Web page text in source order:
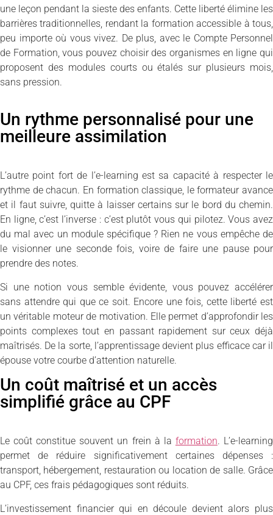
une leçon pendant la sieste des enfants. Cette liberté élimine les
barrières traditionnelles, rendant la formation accessible à tous,
peu importe où vous vivez. De plus, avec le Compte Personnel
de Formation, vous pouvez choisir des organismes en ligne qui
proposent des modules courts ou étalés sur plusieurs mois,
sans pression.
Un rythme personnalisé pour une
meilleure assimilation
L’autre point fort de l’e-learning est sa capacité à respecter le
rythme de chacun. En formation classique, le formateur avance
et il faut suivre, quitte à laisser certains sur le bord du chemin.
En ligne, c’est l’inverse : c’est plutôt vous qui pilotez. Vous avez
du mal avec un module spécifique ? Rien ne vous empêche de
le visionner une seconde fois, voire de faire une pause pour
prendre des notes.
Si une notion vous semble évidente, vous pouvez accélérer
sans attendre qui que ce soit. Encore une fois, cette liberté est
un véritable moteur de motivation. Elle permet d’approfondir les
points complexes tout en passant rapidement sur ceux déjà
maîtrisés. De la sorte, l’apprentissage devient plus efficace car il
épouse votre courbe d’attention naturelle.
Un coût maîtrisé et un accès
simplifié grâce au CPF
Le coût constitue souvent un frein à la formation. L’e-learning
permet de réduire significativement certaines dépenses :
transport, hébergement, restauration ou location de salle. Grâce
au CPF, ces frais pédagogiques sont réduits.
L’investissement financier qui en découle devient alors plus